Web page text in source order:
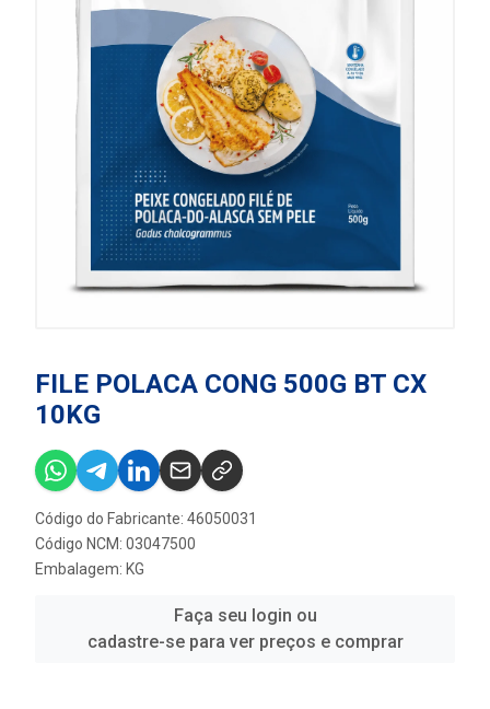
FILE POLACA CONG 500G BT CX
10KG
Código do Fabricante: 46050031
Código NCM: 03047500
Embalagem: KG
Faça seu login ou
cadastre-se para ver preços e comprar